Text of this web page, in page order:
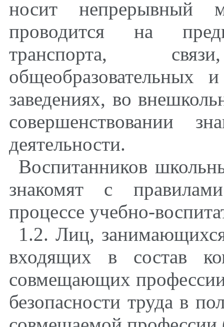
носит непрерывный
проводится на
транспорта,
общеобразовательных
заведениях, во
совершенствовании
деятельности.
Воспитанников
знакомят с
процессе учебно-
1.2. Лиц,
входящих в состав
совмещающих
безопасности труда в